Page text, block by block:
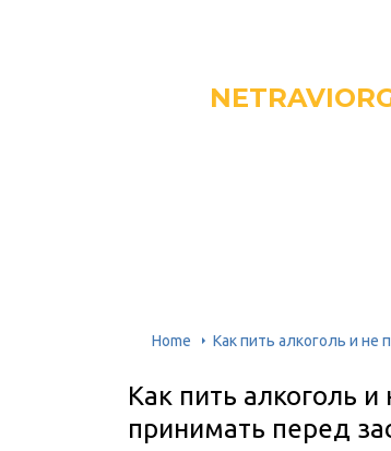
Home Как пить алкоголь и
Как пить алкоголь
принимать перед